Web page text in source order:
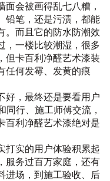
会被画得乱七八糟，
铅笔，还是污渍，都能
。而且它的防水防潮效
，一楼比较潮湿，很多
但卡百利净醛艺术漆装
任何发霉、发黄的痕
好，最终还是要看用户
同行、施工师傅交流，
百利净醛艺术漆绝对是
打实的用户体验积累起
服务过百万家庭，还有
进场，到施工验收、后